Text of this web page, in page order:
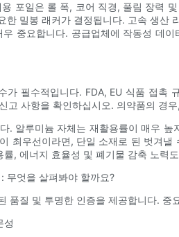
포일은 롤 폭, 코어 직경, 풀림 장력
한 밀봉 래커가 결정됩니다. 고속 생산
중요합니다. 공급업체에 작동성 데
가 필수적입니다. FDA, EU 식품 접촉
사항을 확인하십시오. 의약품의 경
. 알루미늄 자체는 재활용률이 매우
최우선이라면, 단일 소재로 된 벗겨
, 에너지 효율성 및 폐기물 감축 노력
무엇을 살펴봐야 할까요?
품질 및 투명한 인증을 제공합니다. 중
성